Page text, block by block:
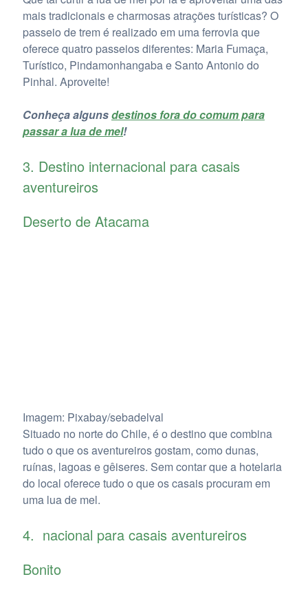
mais tradicionais e charmosas atrações turísticas? O
passeio de trem é realizado em uma ferrovia que
oferece quatro passeios diferentes: Maria Fumaça,
Turístico, Pindamonhangaba e Santo Antonio do
Pinhal. Aproveite!
Conheça algunsdestinos fora do comum para
passar a lua de mel!
3. Destino internacional para casais
aventureiros
Deserto de Atacama
Imagem: Pixabay/sebadelval
Situado no norte do Chile, é o destino que combina
tudo o que os aventureiros gostam, como dunas,
ruínas, lagoas e gêiseres. Sem contar que a hotelaria
do local oferece tudo o que os casais procuram em
uma lua de mel.
4. nacional para casais aventureiros
Bonito